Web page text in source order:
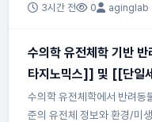
3시간 전 0 aginglab
수의학 유전체학 기반
타지노믹스]] 및 [[단일
수의학 유전체학에서 반려동
준의 유전체 정보와 환경/미